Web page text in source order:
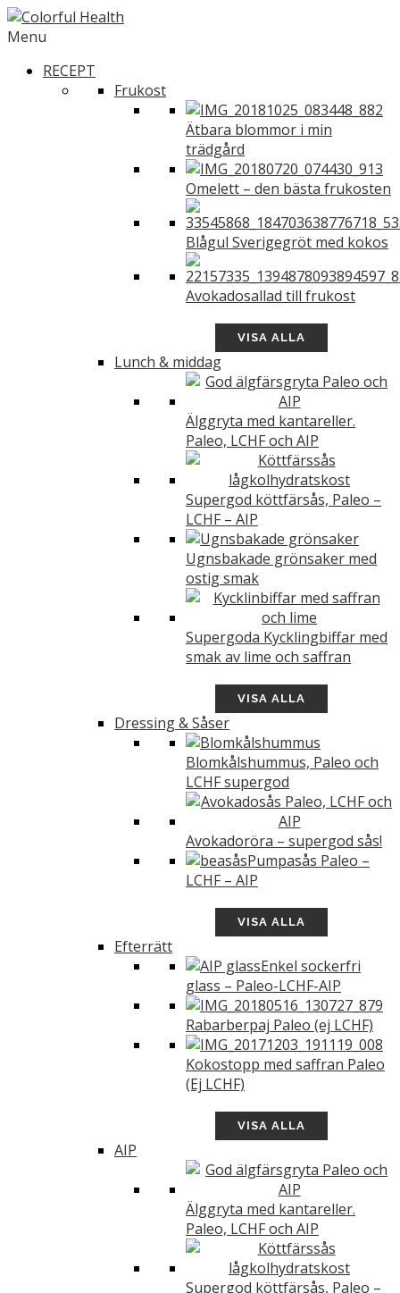
Menu
RECEPT
Frukost
Ätbara blommor i min
trädgård
Omelett – den bästa frukosten
Blågul Sverigegröt med kokos
Avokadosallad till frukost
VISA ALLA
Lunch & middag
Älggryta med kantareller.
Paleo, LCHF och AIP
Supergod köttfärsås, Paleo –
LCHF – AIP
Ugnsbakade grönsaker med
ostig smak
Supergoda Kycklingbiffar med
smak av lime och saffran
VISA ALLA
Dressing & Såser
Blomkålshummus, Paleo och
LCHF supergod
Avokadoröra – supergod sås!
Pumpasås Paleo –
LCHF – AIP
VISA ALLA
Efterrätt
Enkel sockerfri
glass – Paleo-LCHF-AIP
Rabarberpaj Paleo (ej LCHF)
Kokostopp med saffran Paleo
(Ej LCHF)
VISA ALLA
AIP
Älggryta med kantareller.
Paleo, LCHF och AIP
Supergod köttfärsås, Paleo –